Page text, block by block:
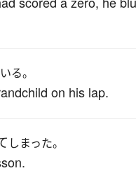
いる。
on his lap.
しまった。